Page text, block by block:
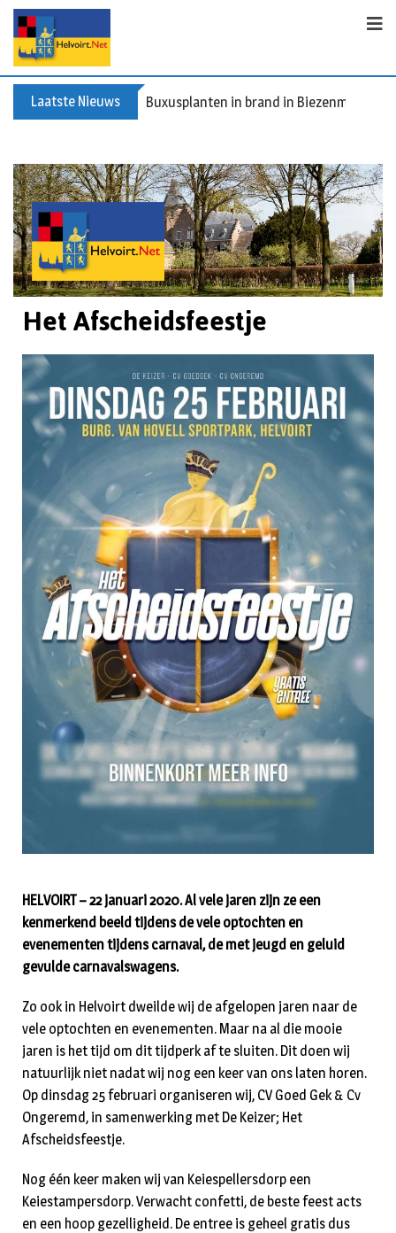
Laatste Nieuws Spreidingswet asielzoekers: hoe zit dat?
Het Afscheidsfeestje
HELVOIRT – 22 januari 2020. Al vele jaren zijn ze een
kenmerkend beeld tijdens de vele optochten en
evenementen tijdens carnaval, de met jeugd en geluid
gevulde carnavalswagens.
Zo ook in Helvoirt dweilde wij de afgelopen jaren naar de
vele optochten en evenementen. Maar na al die mooie
jaren is het tijd om dit tijdperk af te sluiten. Dit doen wij
natuurlijk niet nadat wij nog een keer van ons laten horen.
Op dinsdag 25 februari organiseren wij, CV Goed Gek & Cv
Ongeremd, in samenwerking met De Keizer; Het
Afscheidsfeestje.
Nog één keer maken wij van Keiespellersdorp een
Keiestampersdorp. Verwacht confetti, de beste feest acts
en een hoop gezelligheid. De entree is geheel gratis dus